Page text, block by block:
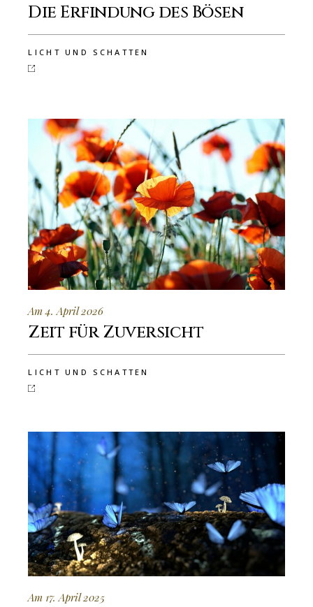
Die Erfindung des Bösen
LICHT UND SCHATTEN
Am 4. April 2026
Zeit für Zuversicht
LICHT UND SCHATTEN
Am 17. April 2025